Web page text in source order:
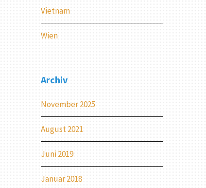
Vietnam
Wien
Archiv
November 2025
August 2021
Juni 2019
Januar 2018